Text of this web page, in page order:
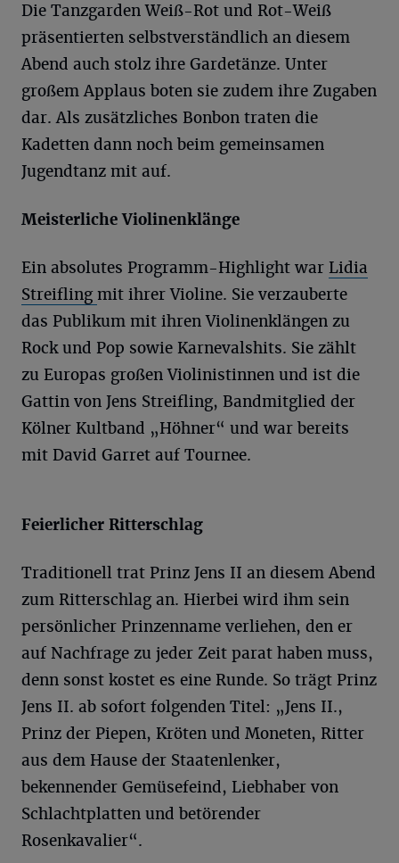
Die Tanzgarden Weiß-Rot und Rot-Weiß
präsentierten selbstverständlich an diesem
Abend auch stolz ihre Gardetänze. Unter
großem Applaus boten sie zudem ihre Zugaben
dar. Als zusätzliches Bonbon traten die
Kadetten dann noch beim gemeinsamen
Jugendtanz mit auf.
Meisterliche Violinenklänge
Ein absolutes Programm-Highlight war Lidia
Streiflingmit ihrer Violine. Sie verzauberte
das Publikum mit ihren Violinenklängen zu
Rock und Pop sowie Karnevalshits. Sie zählt
zu Europas großen Violinistinnen und ist die
Gattin von Jens Streifling, Bandmitglied der
Kölner Kultband „Höhner“ und war bereits
mit David Garret auf Tournee.
Feierlicher Ritterschlag
Traditionell trat Prinz Jens II an diesem Abend
zum Ritterschlag an. Hierbei wird ihm sein
persönlicher Prinzenname verliehen, den er
auf Nachfrage zu jeder Zeit parat haben muss,
denn sonst kostet es eine Runde. So trägt Prinz
Jens II. ab sofort folgenden Titel: „Jens II.,
Prinz der Piepen, Kröten und Moneten, Ritter
aus dem Hause der Staatenlenker,
bekennender Gemüsefeind, Liebhaber von
Schlachtplatten und betörender
Rosenkavalier“.